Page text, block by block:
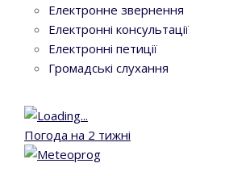
Електронне звернення
Електронні консультації
Електронні петиції
Громадські слухання
Погода на 2 тижні